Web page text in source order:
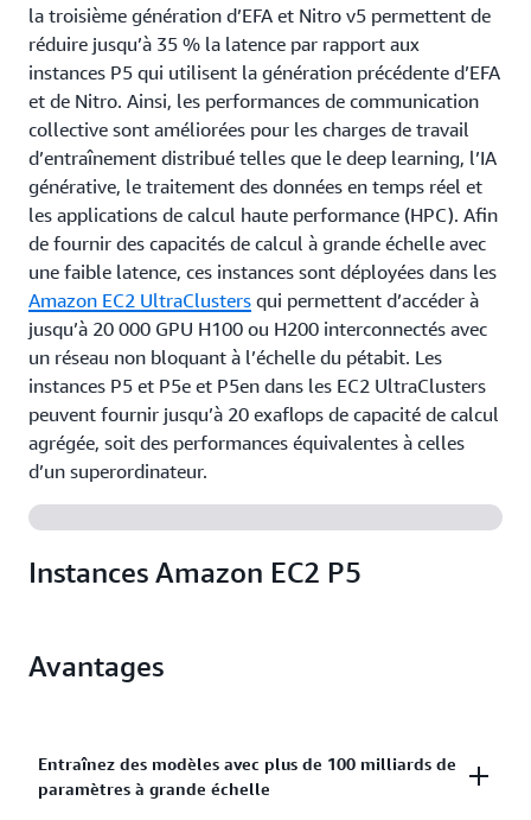
la troisième génération d’EFA et Nitro v5 permettent de
réduire jusqu’à 35 % la latence par rapport aux
instances P5 qui utilisent la génération précédente d’EFA
et de Nitro. Ainsi, les performances de communication
collective sont améliorées pour les charges de travail
d’entraînement distribué telles que le deep learning, l’IA
générative, le traitement des données en temps réel et
les applications de calcul haute performance (HPC). Afin
de fournir des capacités de calcul à grande échelle avec
une faible latence, ces instances sont déployées dans les
Amazon EC2 UltraClusters qui permettent d’accéder à
jusqu’à 20 000 GPU H100 ou H200 interconnectés avec
un réseau non bloquant à l’échelle du pétabit. Les
instances P5 et P5e et P5en dans les EC2 UltraClusters
peuvent fournir jusqu’à 20 exaflops de capacité de calcul
agrégée, soit des performances équivalentes à celles
d’un superordinateur.
Instances Amazon EC2 P5
Avantages
Entraînez des modèles avec plus de 100 milliards de
paramètres à grande échelle